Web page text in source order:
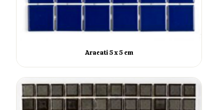
Aracati 5 x 5 cm